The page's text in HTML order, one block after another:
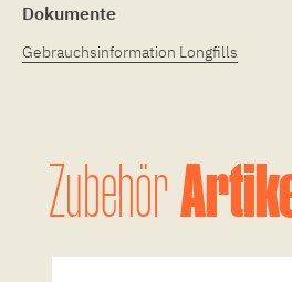
Dokumente
Gebrauchsinformation Longfills
Zubehör